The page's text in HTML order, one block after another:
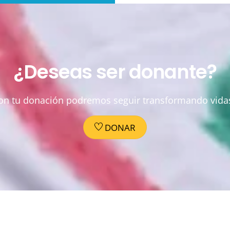
¿Deseas ser donante?
tu donación podremos seguir transformando
DONAR